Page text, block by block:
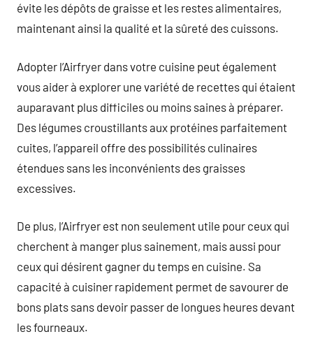
évite les dépôts de graisse et les restes alimentaires,
maintenant ainsi la qualité et la sûreté des cuissons.
Adopter l’Airfryer dans votre cuisine peut également
vous aider à explorer une variété de recettes qui étaient
auparavant plus difficiles ou moins saines à préparer.
Des légumes croustillants aux protéines parfaitement
cuites, l’appareil offre des possibilités culinaires
étendues sans les inconvénients des graisses
excessives.
De plus, l’Airfryer est non seulement utile pour ceux qui
cherchent à manger plus sainement, mais aussi pour
ceux qui désirent gagner du temps en cuisine. Sa
capacité à cuisiner rapidement permet de savourer de
bons plats sans devoir passer de longues heures devant
les fourneaux.